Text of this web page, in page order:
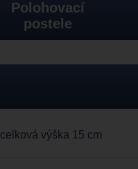
Polohovací
postele
celková výška 15 cm